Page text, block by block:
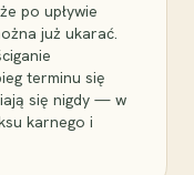
po upływie
już ukarać.
terminu się
się nigdy — w
karnego i